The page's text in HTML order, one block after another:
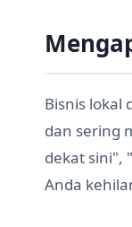
Bisnis lokal
dan sering
dekat sini",
Anda